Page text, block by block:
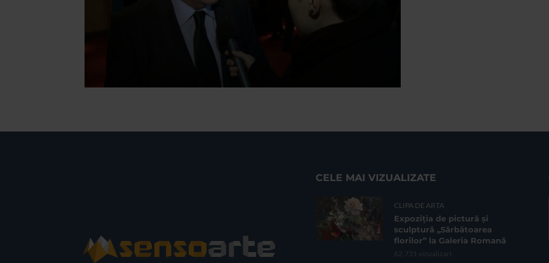
CELE MAI VIZUALIZATE
CLIPA DE ARTA
Expoziția de pictură și
sculptură „Sărbătoarea
florilor” la Galeria Romană
62.731 vizualizari